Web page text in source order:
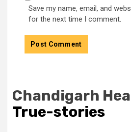
Save my name, email, and
for the next time I comment.
Chandigarh
True-stories